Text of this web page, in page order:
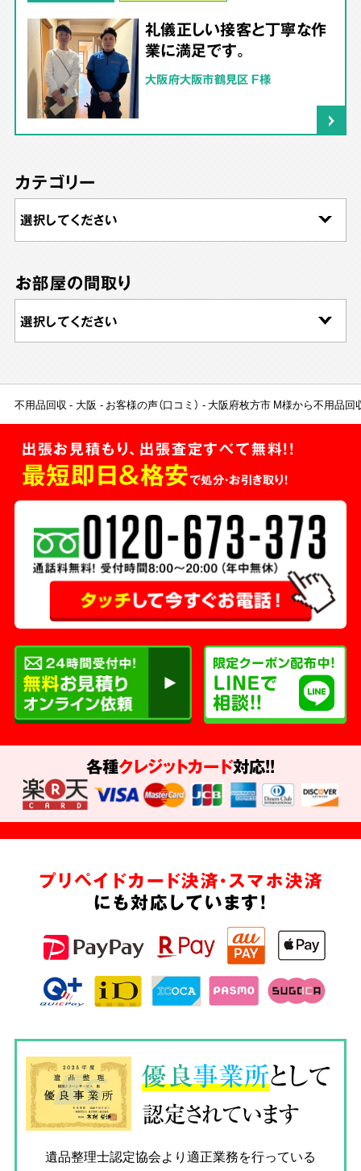
礼儀正しい接客と丁寧な作
業に満足です。
大阪府大阪市鶴見区 F様
カテゴリー
お部屋の間取り
不用品回収 大阪 お客様の声（口コミ） 大阪府枚方市 M様から不用品回
出張お見積もり、出張査定すべて無料!!
最短即日＆格安で処分・お引き取り！
各種クレジットカード対応!!
プリペイドカード決済・スマホ決済
にも対応しています!
優良事業所として
認定されています
遺品整理士認定協会より適正業務を行っている